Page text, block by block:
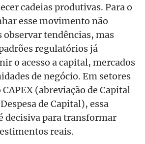
cadeias produtivas. Para o
esse movimento não
observar tendências, mas
regulatórios já
o acesso a capital, mercados
de negócio. Em setores
(abreviação de Capital
de Capital), essa
decisiva para transformar
reais.